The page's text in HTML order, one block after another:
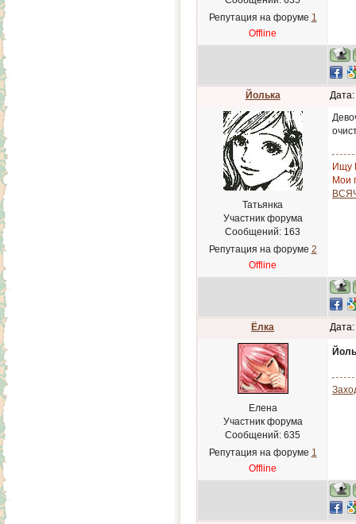
Репутация на форуме 1
Offline
Йолька
Татьянка
Участник форума
Сообщений: 163
Репутация на форуме 2
Offline
Ищу
Мои
Ёлка
Елена
Участник форума
Сообщений: 635
Репутация на форуме 1
Offline